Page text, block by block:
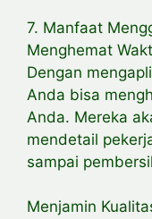
7. Manfaat
Menghemat
Dengan
Anda bisa
Anda. Mereka
mendetail
sampai
Menjamin